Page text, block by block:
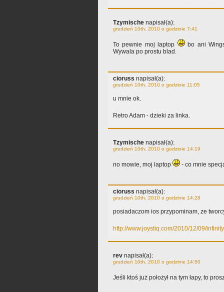
Tzymische napisał(a):
grudzień 10th, 2010 o godzinie 7:41
To pewnie moj laptop
bo ani
Wywala po prostu blad.
cioruss napisał(a):
grudzień 10th, 2010 o godzinie 11:05
u mnie ok.
Retro Adam - dzieki za linka.
Tzymische napisał(a):
grudzień 10th, 2010 o godzinie 14:19
no mowie, moj laptop - co mnie
cioruss napisał(a):
grudzień 10th, 2010 o godzinie 14:28
posiadaczom ios przypominam, ze
http://www.joystiq.com/2010/12/09/
rev napisał(a):
grudzień 10th, 2010 o godzinie 14:50
Jeśli ktoś już położył na tym łapy, to